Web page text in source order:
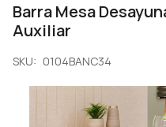
Barra Mesa
Auxiliar
SKU: 0104BANC34